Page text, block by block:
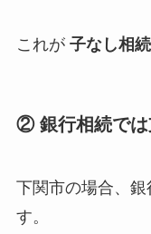
これが 子なし相
② 銀行相続では
下関市の場合、
す。